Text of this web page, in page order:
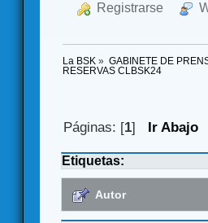
Registrarse
La BSK » GABINETE DE
RESERVAS CLBSK24
Páginas: [1] Ir Abajo
Etiquetas:
Autor